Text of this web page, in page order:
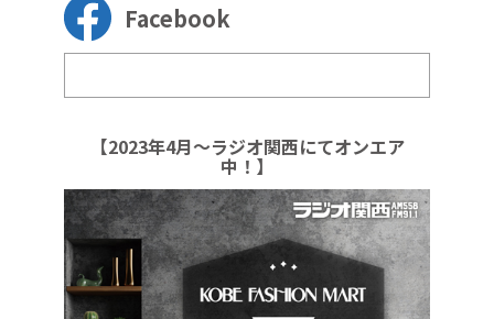
Facebook
【2023年4月～ラジオ関西にてオンエア
中！】